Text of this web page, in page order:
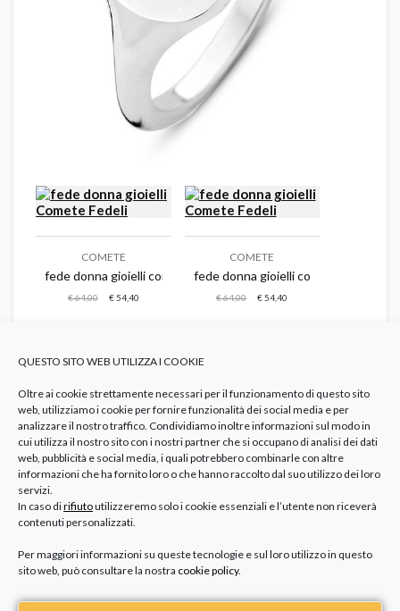
QUESTO SITO WEB UTILIZZA I COOKIE
Oltre ai cookie strettamente necessari per il funzionamento di questo sito
web, utilizziamo i cookie per fornire funzionalità dei social media e per
analizzare il nostro traffico. Condividiamo inoltre informazioni sul modo in
cui utilizza il nostro sito con i nostri partner che si occupano di analisi dei dati
web, pubblicità e social media, i quali potrebbero combinarle con altre
informazioni che ha fornito loro o che hanno raccolto dal suo utilizzo dei loro
servizi.
In caso dirifiutoutilizzeremo solo i cookie essenziali e l’utente non riceverà
contenuti personalizzati.
Per maggiori informazioni su queste tecnologie e sul loro utilizzo in questo
sito web, può consultare la nostra cookie policy.
COMETE
fede donna gioielli comete fedeli
€ 64,00 € 54,40
COMETE
fede donna gioielli comete fedeli
€ 64,00 € 54,40
Anelli sul mignolo: è il più fine, il più piccino e il più
signorile tra le dita della mano e simboleggia
l’aristocrazia, l’élite. Indossare un anello sul mignolo
della mano destra di fatto, svela una personalità
carattere carismatico, allegro e giocoso.